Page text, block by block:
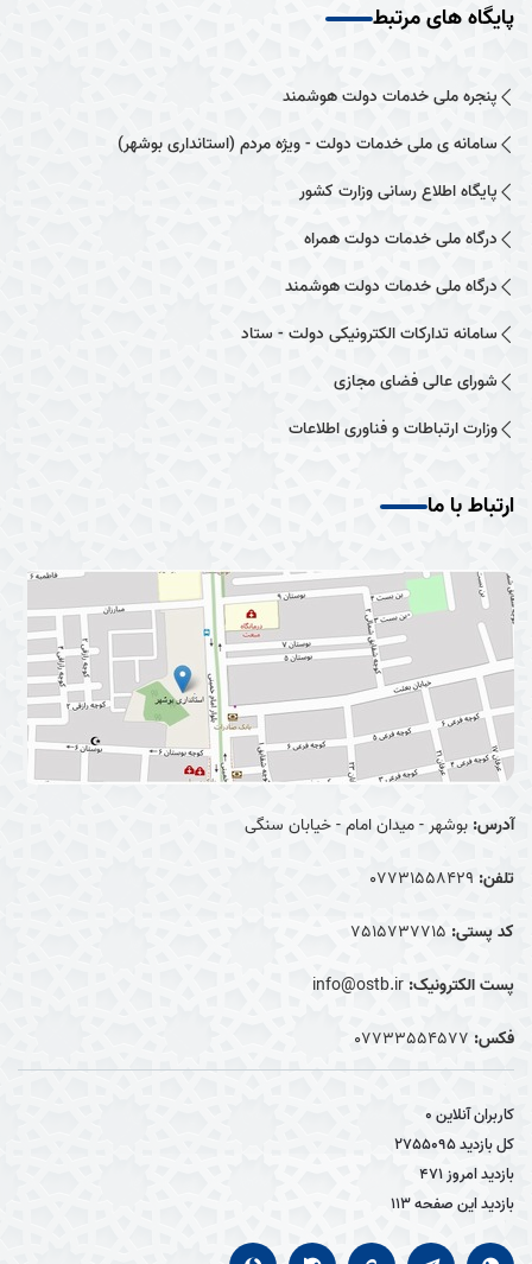
پایگاه های مرتبط
پنجره ملی خدمات دولت هوشمند
سامانه ی ملی خدمات دولت - ویژه مردم (استانداری بوشهر)
پایگاه اطلاع رسانی وزارت کشور
درگاه ملی خدمات دولت همراه
درگاه ملی خدمات دولت هوشمند
سامانه تدارکات الکترونیکی دولت - ستاد
شورای عالی فضای مجازی
وزارت ارتباطات و فناوری اطلاعات
ارتباط با ما
آدرس: بوشهر - میدان امام - خیابان سنگی
تلفن: 07731558429
کد پستی: 7515737715
پست الکترونیک: info@ostb.ir
فکس: 07733554577
کاربران آنلاین0
کل بازدید2755095
بازدید امروز471
بازدید این صفحه113